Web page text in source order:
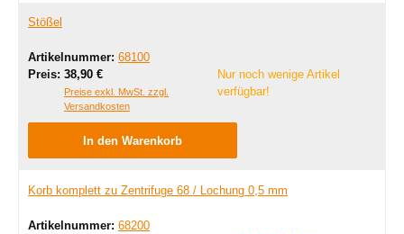
Stößel
Artikelnummer: 68100
Preis: Regulärer Preis:
38,90 €
Preise exkl. MwSt. zzgl.
Versandkosten
Nur noch wenige Artikel
verfügbar!
In den Warenkorb
Korb komplett zu Zentrifuge 68 / Lochung 0,5 mm
Artikelnummer: 68200